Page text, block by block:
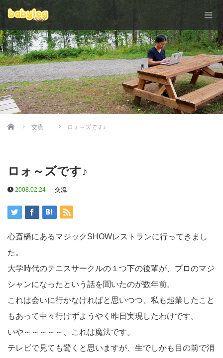
Home 交流 ロォ～ズです♪
ロォ～ズです♪
2008.02.24 交流
心斎橋にあるマジックSHOWレストランに行ってきまし
た。
大学時代のテニスサークルの１つ下の後輩が、プロのマジ
シャンになったという話を聞いたのが数年前。
これは会いに行かなければと思いつつ、私も起業したこと
もあって中々行けずようやく昨日実現したわけです。
いや～～～～～、これは魔法です。
テレビで見ても驚くと思いますが、生でしかも目の前で消